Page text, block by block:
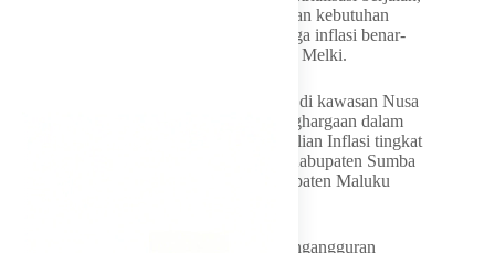
distribusi barang terjaga di seluruh NTT, dan kebutuhan
pokok masyarakat dipastikan aman sehingga inflasi benar-
benar bisa dikendalikan dengan baik,” ujar Melki.
Selain Provinsi NTT, sejumlah daerah lain di kawasan Nusa
Tenggara dan Maluku turut menerima penghargaan dalam
berbagai kategori. Pada kategori Pengendalian Inflasi tingkat
kabupaten, penghargaan Terbaik I diraih Kabupaten Sumba
Timur, disusul Kabupaten Bima dan Kabupaten Maluku
Sementara kategori Penurunan Tingkat Pengangguran